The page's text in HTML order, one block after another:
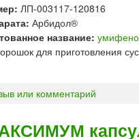
ЛП-003117-120816
Арбидол®
название:
для приготовления
или комментарий